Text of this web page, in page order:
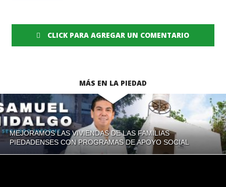
CLICK PARA AGREGAR UN COMENTARIO
MÁS EN LA PIEDAD
MEJORAMOS LAS VIVIENDAS DE LAS FAMILIAS
PIEDADENSES CON PROGRAMAS DE APOYO SOCIAL